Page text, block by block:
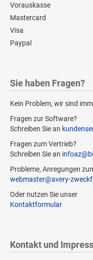
Vorauskasse
Mastercard
Visa
Paypal
Sie haben Fragen?
Kein Problem, wir sind
Fragen zur Software?
Schreiben Sie an
Fragen zum Vertrieb?
Schreiben Sie an
Probleme, Anregungen
webmaster@avery-
Oder nutzen Sie unser
Kontaktformular
Kontakt und